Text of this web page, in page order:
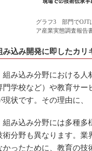
グラフ3 部門でOJT
ア産業実態調査報告書
み込み開発に即したカリ
み込み分野における人
門学校など）や教育サー
現状です。その理由に、
み込み分野には多種多
術分野も異なります。業
かったために、教育の技